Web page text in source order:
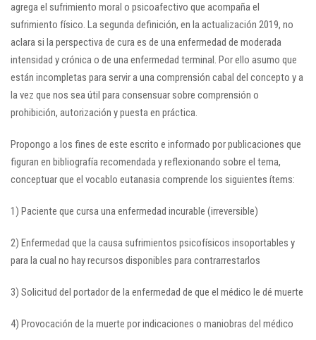
agrega el sufrimiento moral o psicoafectivo que acompaña el
sufrimiento físico. La segunda definición, en la actualización 2019, no
aclara si la perspectiva de cura es de una enfermedad de moderada
intensidad y crónica o de una enfermedad terminal. Por ello asumo que
están incompletas para servir a una comprensión cabal del concepto y a
la vez que nos sea útil para consensuar sobre comprensión o
prohibición, autorización y puesta en práctica.
Propongo a los fines de este escrito e informado por publicaciones que
figuran en bibliografía recomendada y reflexionando sobre el tema,
conceptuar que el vocablo eutanasia comprende los siguientes ítems:
1) Paciente que cursa una enfermedad incurable (irreversible)
2) Enfermedad que la causa sufrimientos psicofísicos insoportables y
para la cual no hay recursos disponibles para contrarrestarlos
3) Solicitud del portador de la enfermedad de que el médico le dé muerte
4) Provocación de la muerte por indicaciones o maniobras del médico